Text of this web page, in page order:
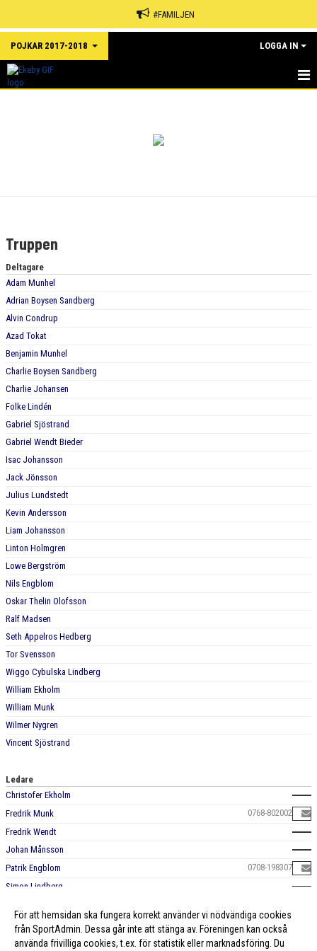
#FAMILJEN
POJKAR 2017-2018 LOGGA IN
BILDGALLERI
DOKUMENT
KONTAKT
Truppen
Deltagare
Adam Munhel
Adrian Boysen Sandberg
Alvin Condrup
Azad Tokat
Benjamin Munhel
Charlie Boysen Sandberg
Charlie Johansen
Folke Lindén
Gabriel Sjöstrand
Gabriel Wendt Bieder
Isac Johansson
Jack Jönsson
Julius Lundstedt
Kevin Andersson
Liam Johansson
Linton Holmgren
Lowe Bergström
Nils Engblom
Oskar Thelin Olofsson
Ralf Madsen
Seth Appelros Hedberg
Tor Svensson
Wiggo Cybulska Lindberg
William Ekholm
William Munk
Wilmer Nygren
Vincent Sjöstrand
Ledare
Christofer Ekholm
Fredrik Munk
0768-802002
Fredrik Wendt
Johan Månsson
Patrik Engblom
0708-198307
Simon Lindberg
För att hemsidan ska fungera korrekt använder vi nödvändiga cookies
från SportAdmin. Dessa går inte att stänga av. Föreningen kan också
använda frivilliga cookies, t.ex. för statistik eller marknadsföring. Du